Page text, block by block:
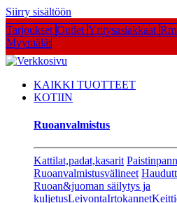
Siirry sisältöön
Tarjoukset Outlet Yritysasiakkaat
Myymälät
KAIKKI TUOTTEET
KOTIIN
Ruoanvalmistus
Kattilat,padat,kasarit
Ruoanvalmistusvälineet
Ruoan&juoman säilytys ja
kuljetusLeivontaIrtokannet